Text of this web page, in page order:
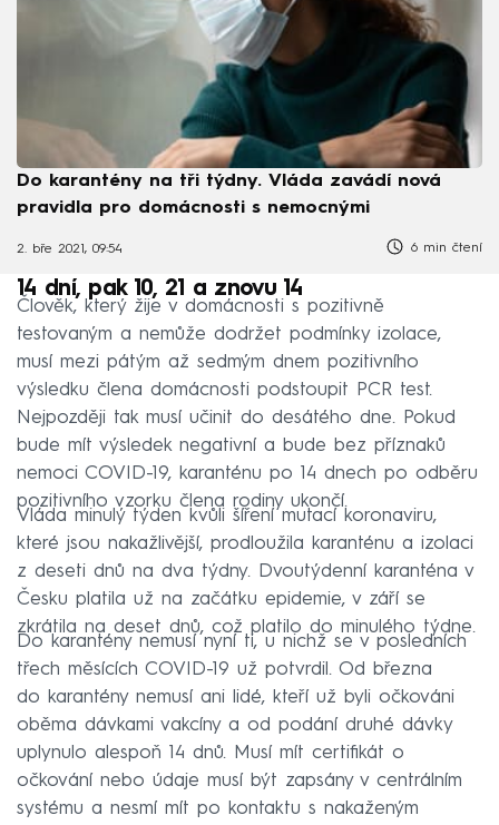
Do karantény na tři týdny. Vláda zavádí nová
pravidla pro domácnosti s nemocnými
2. bře 2021, 09:54 6 min čtení
14 dní, pak 10, 21 a znovu 14
Člověk, který žije v domácnosti s pozitivně
testovaným a nemůže dodržet podmínky izolace,
musí mezi pátým až sedmým dnem pozitivního
výsledku člena domácnosti podstoupit PCR test.
Nejpozději tak musí učinit do desátého dne. Pokud
bude mít výsledek negativní a bude bez příznaků
nemoci COVID-19, karanténu po 14 dnech po odběru
pozitivního vzorku člena rodiny ukončí.
Vláda minulý týden kvůli šíření mutací koronaviru,
které jsou nakažlivější, prodloužila karanténu a izolaci
z deseti dnů na dva týdny. Dvoutýdenní karanténa v
Česku platila už na začátku epidemie, v září se
zkrátila na deset dnů, což platilo do minulého týdne.
Do karantény nemusí nyní ti, u nichž se v posledních
třech měsících COVID-19 už potvrdil. Od března
do karantény nemusí ani lidé, kteří už byli očkováni
oběma dávkami vakcíny a od podání druhé dávky
uplynulo alespoň 14 dnů. Musí mít certifikát o
očkování nebo údaje musí být zapsány v centrálním
systému a nesmí mít po kontaktu s nakaženým